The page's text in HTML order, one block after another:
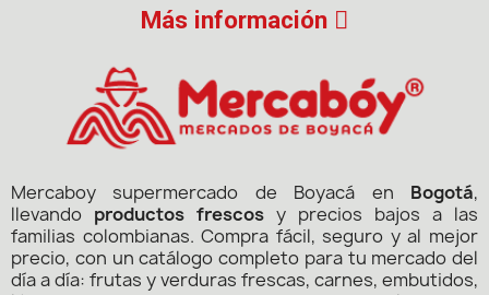
Más información
Mercaboy supermercado de Boyacá en Bogotá,
llevando productos frescos y precios bajos a las
familias colombianas. Compra fácil, seguro y al mejor
precio, con un catálogo completo para tu mercado del
día a día: frutas y verduras frescas, carnes, embutidos,